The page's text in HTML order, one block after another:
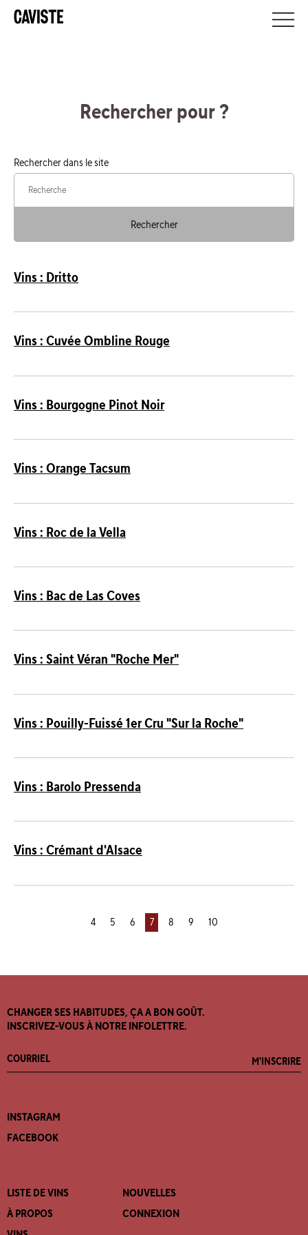
Rechercher pour?
Rechercher dans le site
Rechercher
Vins : Dritto
Vins : Cuvée Ombline Rouge
Vins : Bourgogne Pinot Noir
Vins : Orange Tacsum
Vins : Roc de la Vella
Vins : Bac de Las Coves
Vins : Saint Véran "Roche Mer"
Vins : Pouilly-Fuissé 1er Cru "Sur la Roche"
Vins : Barolo Pressenda
Vins : Crémant d'Alsace
4 5 6 7 8 9 10
CHANGER SES HABITUDES, ÇA A BON GOÛT.
INSCRIVEZ-VOUS À NOTRE INFOLETTRE.
M'INSCRIRE
INSTAGRAM
FACEBOOK
LISTE DE VINS
À PROPOS
NOUVELLES
CONNEXION